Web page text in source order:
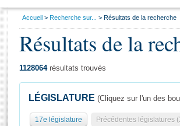
Général
Vous
Accueil Recherche sur... Résultats de la recherche
Résultats de la
1128064résultats trouvés
LÉGISLATURE (Cliquez sur l'un des
17e législature Précédentes législatures